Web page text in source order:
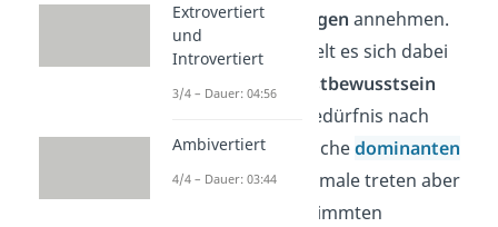
extreme Ausprägungen annehmen.
Beispielsweise handelt es sich dabei
um ein starkesSelbstbewusstsein
oder ein erhöhtes Bedürfnis nach
Aufmerksamkeit. Solchedominanten
Persönlichkeitsmerkmale treten aber
in der Regel bei bestimmten
Extrovertiert
und
Introvertiert
3/4 – Dauer: 04:56
Ambivertiert
4/4 – Dauer: 03:44